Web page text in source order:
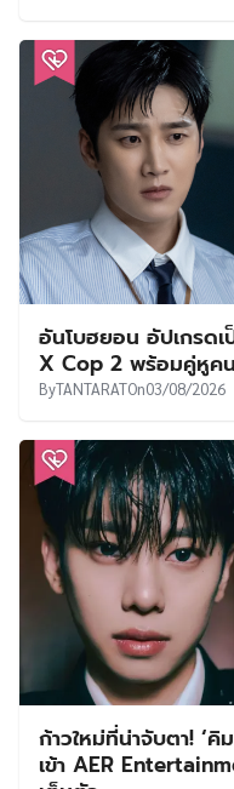
อันโบฮยอน อัปเกรด
X Cop 2 พร้อมคู่หูค
ByTANTARATOn03/08/2026
ก้าวใหม่ที่น่าจับตา! ‘
เข้า AER